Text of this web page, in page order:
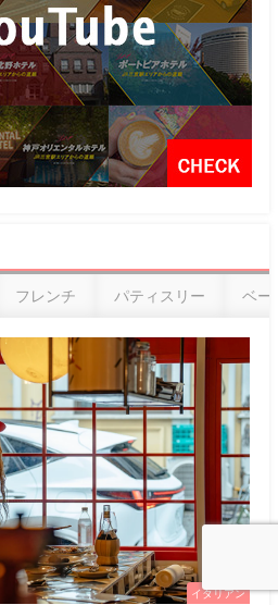
フレンチ パティスリー ベー
イタリアン